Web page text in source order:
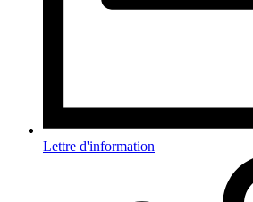
Lettre d'information